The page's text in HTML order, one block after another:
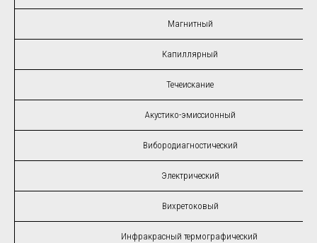
Магнитный
Капиллярный
Течеискание
Акустико-эмиссионный
Вибородиагностический
Электрический
Вихретоковый
Инфракрасный термографический